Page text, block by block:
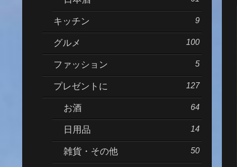
キッチン 9
グルメ 100
ファッション 5
プレゼントに 127
お酒 64
日用品 14
雑貨・その他 50